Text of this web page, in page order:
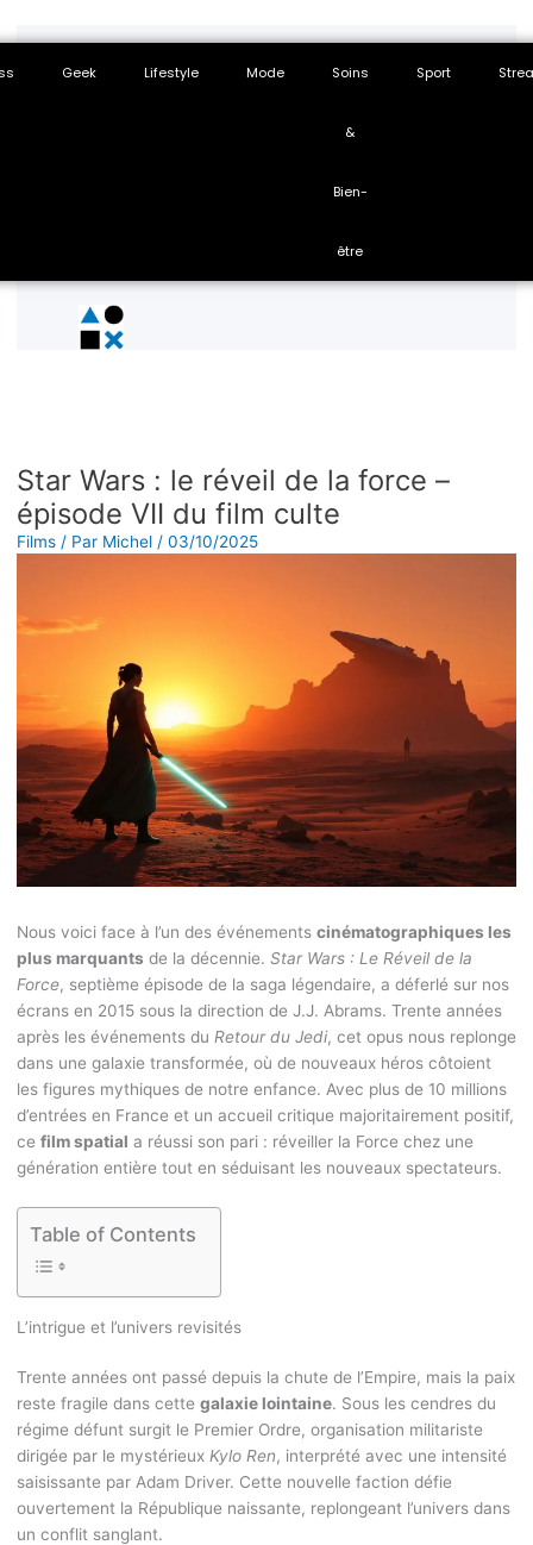
Geek Lifestyle Mode Soins
&
Bien-
être
Sport
Star Wars : le réveil de la force –
épisode VII du film culte
Films/ Par Michel / 03/10/2025
Nous voici face à l’un des événements cinématographiques les
plus marquants de la décennie. Star Wars : Le Réveil de la
Force, septième épisode de la saga légendaire, a déferlé sur nos
écrans en 2015 sous la direction de J.J. Abrams. Trente années
après les événements du Retour du Jedi, cet opus nous replonge
dans une galaxie transformée, où de nouveaux héros côtoient
les figures mythiques de notre enfance. Avec plus de 10 millions
d’entrées en France et un accueil critique majoritairement positif,
ce film spatial a réussi son pari : réveiller la Force chez une
génération entière tout en séduisant les nouveaux spectateurs.
Table of Contents
L’intrigue et l’univers revisités
Trente années ont passé depuis la chute de l’Empire, mais la paix
reste fragile dans cette galaxie lointaine. Sous les cendres du
régime défunt surgit le Premier Ordre, organisation militariste
dirigée par le mystérieux Kylo Ren, interprété avec une intensité
saisissante par Adam Driver. Cette nouvelle faction défie
ouvertement la République naissante, replongeant l’univers dans
un conflit sanglant.